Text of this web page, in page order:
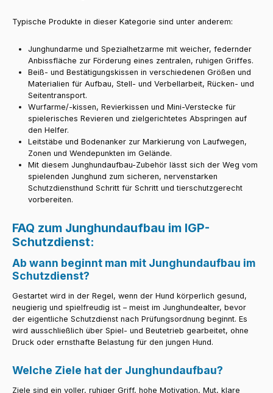
Typische Produkte in dieser Kategorie sind unter anderem:
Junghundarme und Spezialhetzarme mit weicher, federnder
Anbissfläche zur Förderung eines zentralen, ruhigen Griffes.
Beiß- und Bestätigungskissen in verschiedenen Größen und
Materialien für Aufbau, Stell- und Verbellarbeit, Rücken- und
Seitentransport.
Wurfarme/-kissen, Revierkissen und Mini-Verstecke für
spielerisches Revieren und zielgerichtetes Abspringen auf
den Helfer.
Leitstäbe und Bodenanker zur Markierung von Laufwegen,
Zonen und Wendepunkten im Gelände.
​Mit diesem Junghundaufbau-Zubehör lässt sich der Weg vom
spielenden Junghund zum sicheren, nervenstarken
Schutzdiensthund Schritt für Schritt und tierschutzgerecht
vorbereiten.
FAQ zum Junghundaufbau im IGP-
Schutzdienst:
Ab wann beginnt man mit Junghundaufbau im
Schutzdienst?
Gestartet wird in der Regel, wenn der Hund körperlich gesund,
neugierig und spielfreudig ist – meist im Junghundealter, bevor
der eigentliche Schutzdienst nach Prüfungsordnung beginnt. Es
wird ausschließlich über Spiel- und Beutetrieb gearbeitet, ohne
Druck oder ernsthafte Belastung für den jungen Hund.
Welche Ziele hat der Junghundaufbau?
Ziele sind ein voller, ruhiger Griff, hohe Motivation, Mut, klare